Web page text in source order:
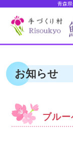
青森
お知らせ
ブルー